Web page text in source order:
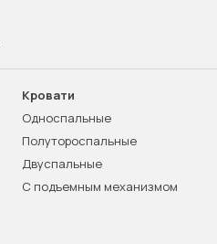
Кровати
Односпальные
Полутороспальные
Двуспальные
С подъемным механизмом